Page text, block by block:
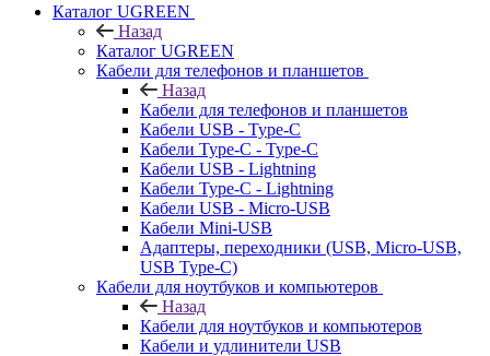
Каталог UGREEN
Назад
Каталог UGREEN
Кабели для телефонов и планшетов
Назад
Кабели для телефонов и планшетов
Кабели USB - Type-C
Кабели Type-C - Type-C
Кабели USB - Lightning
Кабели Type-C - Lightning
Кабели USB - Micro-USB
Кабели Mini-USB
Адаптеры, переходники (USB, Micro-USB,
USB Type-C)
Кабели для ноутбуков и компьютеров
Назад
Кабели для ноутбуков и компьютеров
Кабели и удлинители USB